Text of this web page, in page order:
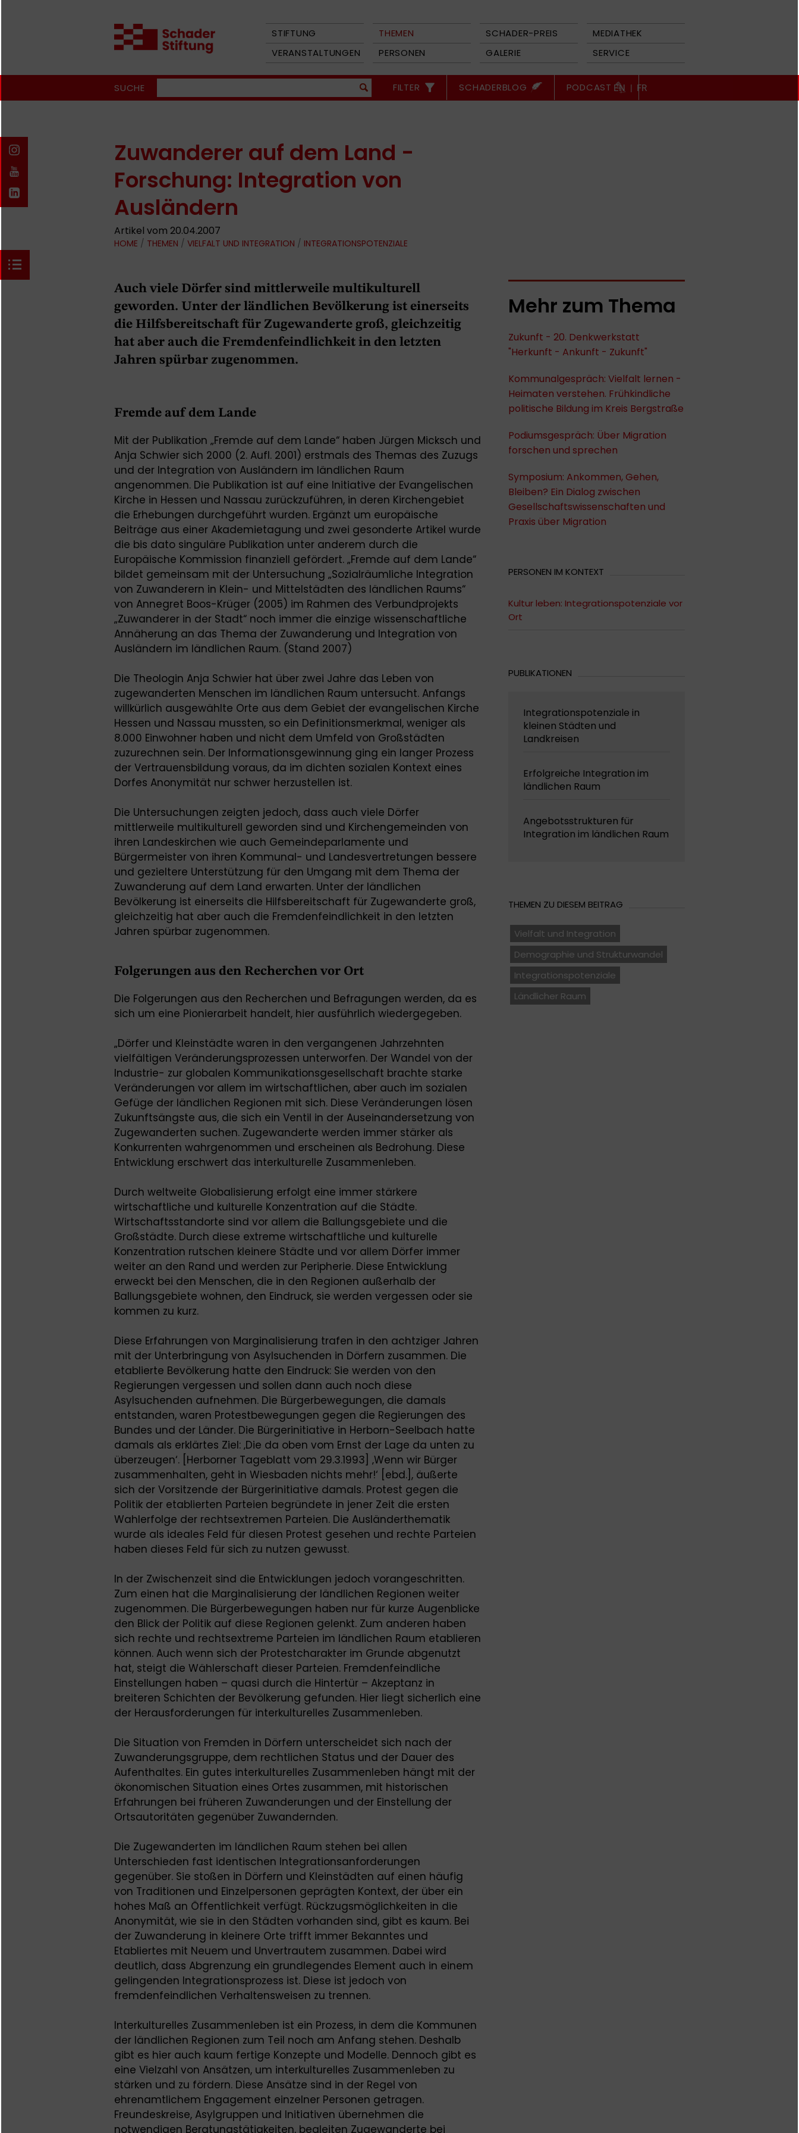
STIFTUNG THEMEN SCHADER-PREIS
MEDIATHEK
VERANSTALTUNGEN
PERSONEN GALERIE SERVICE
SUCHE FILTER SCHADERBLOG PODCAST EN | FR
Zuwanderer auf dem Land -
Forschung: Integration von
Ausländern
Artikel vom 20.04.2007
HOME / THEMEN / VIELFALT UND INTEGRATION / INTEGRATIONSPOTENZIALE
Auch viele Dörfer sind mittlerweile multikulturell
geworden. Unter der ländlichen Bevölkerung ist einerseits
die Hilfsbereitschaft für Zugewanderte groß, gleichzeitig
hat aber auch die Fremdenfeindlichkeit in den letzten
Jahren spürbar zugenommen.
Fremde auf dem Lande
Mit der Publikation „Fremde auf dem Lande“ haben Jürgen Micksch und
Anja Schwier sich 2000 (2. Aufl. 2001) erstmals des Themas des Zuzugs
und der Integration von Ausländern im ländlichen Raum
angenommen. Die Publikation ist auf eine Initiative der Evangelischen
Kirche in Hessen und Nassau zurückzuführen, in deren Kirchengebiet
die Erhebungen durchgeführt wurden. Ergänzt um europäische
Beiträge aus einer Akademietagung und zwei gesonderte Artikel wurde
die bis dato singuläre Publikation unter anderem durch die
Europäische Kommission finanziell gefördert. „Fremde auf dem Lande“
bildet gemeinsam mit der Untersuchung „Sozialräumliche Integration
von Zuwanderern in Klein- und Mittelstädten des ländlichen Raums“
von Annegret Boos-Krüger (2005) im Rahmen des Verbundprojekts
„Zuwanderer in der Stadt“ noch immer die einzige wissenschaftliche
Annäherung an das Thema der Zuwanderung und Integration von
Ausländern im ländlichen Raum. (Stand 2007)
Die Theologin Anja Schwier hat über zwei Jahre das Leben von
zugewanderten Menschen im ländlichen Raum untersucht. Anfangs
willkürlich ausgewählte Orte aus dem Gebiet der evangelischen Kirche
Hessen und Nassau mussten, so ein Definitionsmerkmal, weniger als
8.000 Einwohner haben und nicht dem Umfeld von Großstädten
zuzurechnen sein. Der Informationsgewinnung ging ein langer Prozess
der Vertrauensbildung voraus, da im dichten sozialen Kontext eines
Dorfes Anonymität nur schwer herzustellen ist.
Die Untersuchungen zeigten jedoch, dass auch viele Dörfer
mittlerweile multikulturell geworden sind und Kirchengemeinden von
ihren Landeskirchen wie auch Gemeindeparlamente und
Bürgermeister von ihren Kommunal- und Landesvertretungen bessere
und gezieltere Unterstützung für den Umgang mit dem Thema der
Zuwanderung auf dem Land erwarten. Unter der ländlichen
Bevölkerung ist einerseits die Hilfsbereitschaft für Zugewanderte groß,
gleichzeitig hat aber auch die Fremdenfeindlichkeit in den letzten
Jahren spürbar zugenommen.
Folgerungen aus den Recherchen vor Ort
Die Folgerungen aus den Recherchen und Befragungen werden, da es
sich um eine Pionierarbeit handelt, hier ausführlich wiedergegeben.
„Dörfer und Kleinstädte waren in den vergangenen Jahrzehnten
vielfältigen Veränderungsprozessen unterworfen. Der Wandel von der
Industrie- zur globalen Kommunikationsgesellschaft brachte starke
Veränderungen vor allem im wirtschaftlichen, aber auch im sozialen
Gefüge der ländlichen Regionen mit sich. Diese Veränderungen lösen
Zukunftsängste aus, die sich ein Ventil in der Auseinandersetzung von
Zugewanderten suchen. Zugewanderte werden immer stärker als
Konkurrenten wahrgenommen und erscheinen als Bedrohung. Diese
Entwicklung erschwert das interkulturelle Zusammenleben.
Durch weltweite Globalisierung erfolgt eine immer stärkere
wirtschaftliche und kulturelle Konzentration auf die Städte.
Wirtschaftsstandorte sind vor allem die Ballungsgebiete und die
Großstädte. Durch diese extreme wirtschaftliche und kulturelle
Konzentration rutschen kleinere Städte und vor allem Dörfer immer
weiter an den Rand und werden zur Peripherie. Diese Entwicklung
erweckt bei den Menschen, die in den Regionen außerhalb der
Ballungsgebiete wohnen, den Eindruck, sie werden vergessen oder sie
kommen zu kurz.
Diese Erfahrungen von Marginalisierung trafen in den achtziger Jahren
mit der Unterbringung von Asylsuchenden in Dörfern zusammen. Die
etablierte Bevölkerung hatte den Eindruck: Sie werden von den
Regierungen vergessen und sollen dann auch noch diese
Asylsuchenden aufnehmen. Die Bürgerbewegungen, die damals
entstanden, waren Protestbewegungen gegen die Regierungen des
Bundes und der Länder. Die Bürgerinitiative in Herborn-Seelbach hatte
damals als erklärtes Ziel: ‚Die da oben vom Ernst der Lage da unten zu
überzeugen‘. [Herborner Tageblatt vom 29.3.1993] ‚Wenn wir Bürger
zusammenhalten, geht in Wiesbaden nichts mehr!‘ [ebd.], äußerte
sich der Vorsitzende der Bürgerinitiative damals. Protest gegen die
Politik der etablierten Parteien begründete in jener Zeit die ersten
Wahlerfolge der rechtsextremen Parteien. Die Ausländerthematik
wurde als ideales Feld für diesen Protest gesehen und rechte Parteien
haben dieses Feld für sich zu nutzen gewusst.
In der Zwischenzeit sind die Entwicklungen jedoch vorangeschritten.
Zum einen hat die Marginalisierung der ländlichen Regionen weiter
zugenommen. Die Bürgerbewegungen haben nur für kurze Augenblicke
den Blick der Politik auf diese Regionen gelenkt. Zum anderen haben
sich rechte und rechtsextreme Parteien im ländlichen Raum etablieren
können. Auch wenn sich der Protestcharakter im Grunde abgenutzt
hat, steigt die Wählerschaft dieser Parteien. Fremdenfeindliche
Einstellungen haben – quasi durch die Hintertür – Akzeptanz in
breiteren Schichten der Bevölkerung gefunden. Hier liegt sicherlich eine
der Herausforderungen für interkulturelles Zusammenleben.
Die Situation von Fremden in Dörfern unterscheidet sich nach der
Zuwanderungsgruppe, dem rechtlichen Status und der Dauer des
Aufenthaltes. Ein gutes interkulturelles Zusammenleben hängt mit der
ökonomischen Situation eines Ortes zusammen, mit historischen
Erfahrungen bei früheren Zuwanderungen und der Einstellung der
Ortsautoritäten gegenüber Zuwandernden.
Die Zugewanderten im ländlichen Raum stehen bei allen
Unterschieden fast identischen Integrationsanforderungen
gegenüber. Sie stoßen in Dörfern und Kleinstädten auf einen häufig
von Traditionen und Einzelpersonen geprägten Kontext, der über ein
hohes Maß an Öffentlichkeit verfügt. Rückzugsmöglichkeiten in die
Anonymität, wie sie in den Städten vorhanden sind, gibt es kaum. Bei
der Zuwanderung in kleinere Orte trifft immer Bekanntes und
Etabliertes mit Neuem und Unvertrautem zusammen. Dabei wird
deutlich, dass Abgrenzung ein grundlegendes Element auch in einem
gelingenden Integrationsprozess ist. Diese ist jedoch von
fremdenfeindlichen Verhaltensweisen zu trennen.
Interkulturelles Zusammenleben ist ein Prozess, in dem die Kommunen
der ländlichen Regionen zum Teil noch am Anfang stehen. Deshalb
gibt es hier auch kaum fertige Konzepte und Modelle. Dennoch gibt es
eine Vielzahl von Ansätzen, um interkulturelles Zusammenleben zu
stärken und zu fördern. Diese Ansätze sind in der Regel von
ehrenamtlichem Engagement einzelner Personen getragen.
Freundeskreise, Asylgruppen und Initiativen übernehmen die
notwendigen Beratungstätigkeiten, begleiten Zugewanderte bei
Mehr zum Thema
Zukunft - 20. Denkwerkstatt
"Herkunft - Ankunft - Zukunft"
Kommunalgespräch: Vielfalt lernen -
Heimaten verstehen. Frühkindliche
politische Bildung im Kreis Bergstraße
Podiumsgespräch: Über Migration
forschen und sprechen
Symposium: Ankommen, Gehen,
Bleiben? Ein Dialog zwischen
Gesellschaftswissenschaften und
Praxis über Migration
PERSONEN IM KONTEXT
Kultur leben: Integrationspotenziale vor
Ort
PUBLIKATIONEN
Integrationspotenziale in
kleinen Städten und
Landkreisen
Erfolgreiche Integration im
ländlichen Raum
Angebotsstrukturen für
Integration im ländlichen Raum
THEMEN ZU DIESEM BEITRAG
Vielfalt und Integration
Demographie und Strukturwandel
Integrationspotenziale
Ländlicher Raum